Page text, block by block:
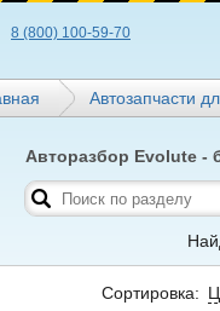
8 (800) 100-59-70
Автозапчасти
Авторазбор Evolute -
Сортировка: